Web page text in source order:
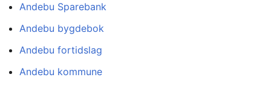
Andebu Sparebank
Andebu bygdebok
Andebu fortidslag
Andebu kommune